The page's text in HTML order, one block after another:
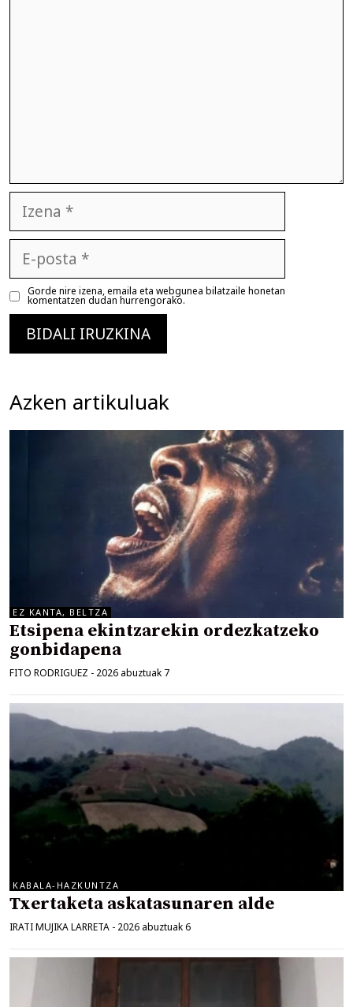
posta
Gorde nire izena, emaila eta webgunea bilatzaile honetan
komentatzen dudan hurrengorako.
Azken artikuluak
EZ KANTA, BELTZA
Etsipena ekintzarekin ordezkatzeko
gonbidapena
FITO RODRIGUEZ - 2026 abuztuak 7
KABALA-HAZKUNTZA
Txertaketa askatasunaren alde
IRATI MUJIKA LARRETA - 2026 abuztuak 6